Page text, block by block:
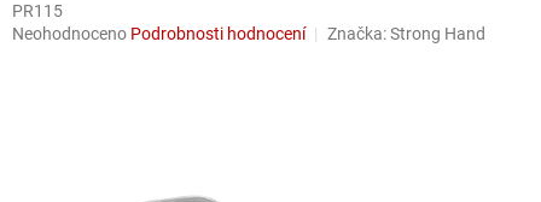
PR115
Průměrné
Neohodnoceno Podrobnosti hodnocení Značka:Strong Hand